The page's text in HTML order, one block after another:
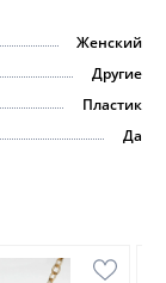
Женский
Другие
Пластик
Да